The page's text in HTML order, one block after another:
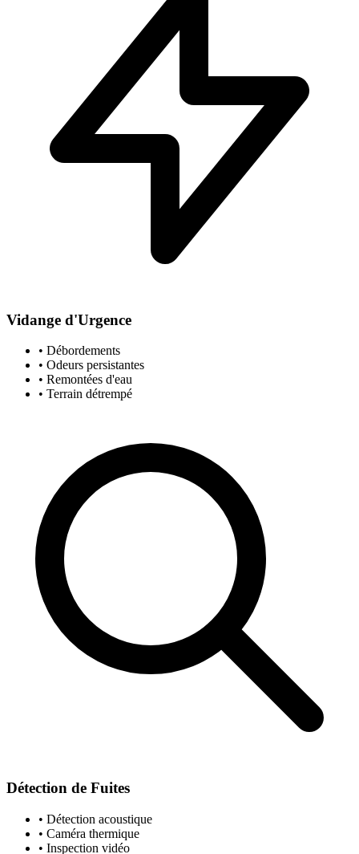
Vidange d'Urgence
• Débordements
• Odeurs persistantes
• Remontées d'eau
• Terrain détrempé
Détection de Fuites
• Détection acoustique
• Caméra thermique
• Inspection vidéo